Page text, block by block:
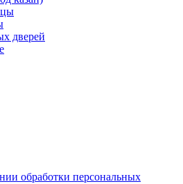
дверей
обработки персональных